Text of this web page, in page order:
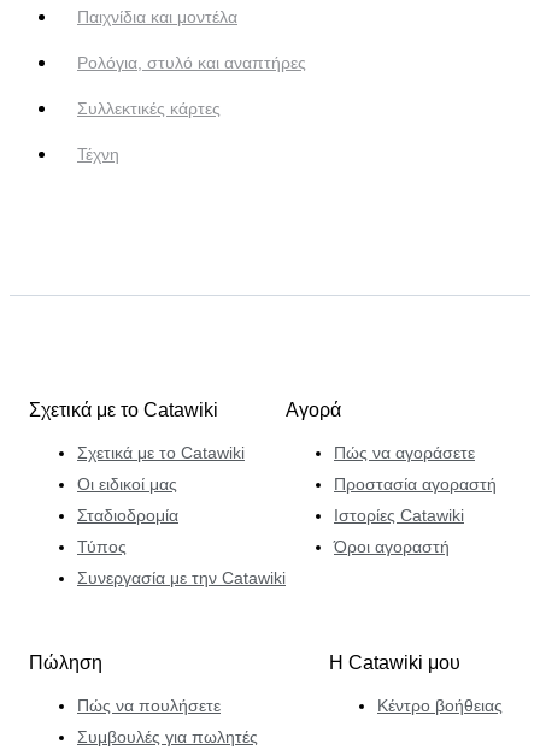
Παιχνίδια και μοντέλα
Ρολόγια, στυλό και αναπτήρες
Συλλεκτικές κάρτες
Τέχνη
Σχετικά με το Catawiki
Σχετικά με το Catawiki
Οι ειδικοί μας
Σταδιοδρομία
Τύπος
Συνεργασία με την Catawiki
Αγορά
Πώς να αγοράσετε
Προστασία αγοραστή
Ιστορίες Catawiki
Όροι αγοραστή
Πώληση
Πώς να πουλήσετε
Συμβουλές για πωλητές
Η Catawiki μου
Κέντρο βοήθειας